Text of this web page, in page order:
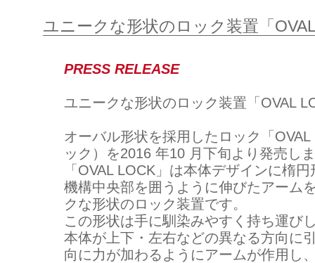
ユニークな形状のロック装置「
PRESS RELEASE
ユニークな形状のロック装置「OVAL
オーバル形状を採用したロック「
ック）を2016 年10 月下旬より発売し
「OVAL LOCK」は本体デザインに楕
機構中央部を囲うように伸びたアーム
クな形状のロック装置です。
この形状は手に馴染みやすく持ち運び
本体が上下・左右などの異なる方向に
向に力が加わるようにアームが作用し